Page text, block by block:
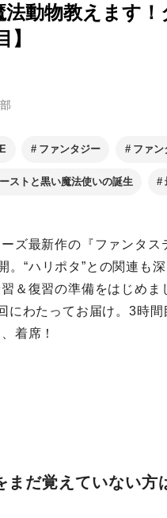
動物教えます
ファンタジー ファン
ストと黒い魔法使いの誕生
ズ最新作の『ファンタス
。“ハリポタ”との関連も
＆復習の準備をはじめ
にわたってお届け。3時
着席！
まだ覚えていない方